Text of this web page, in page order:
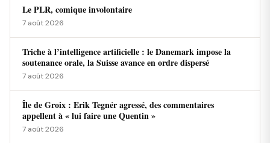
Le PLR, comique involontaire
7 août 2026
Triche à l’intelligence artificielle : le Danemark impose la
soutenance orale, la Suisse avance en ordre dispersé
7 août 2026
Île de Groix : Erik Tegnér agressé, des commentaires
appellent à « lui faire une Quentin »
7 août 2026